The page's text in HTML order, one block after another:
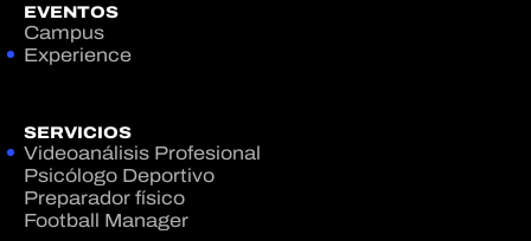
EVENTOS
Campus
Experience
SERVICIOS
Videoanálisis Profesional
Psicólogo Deportivo
Preparador físico
Football Manager